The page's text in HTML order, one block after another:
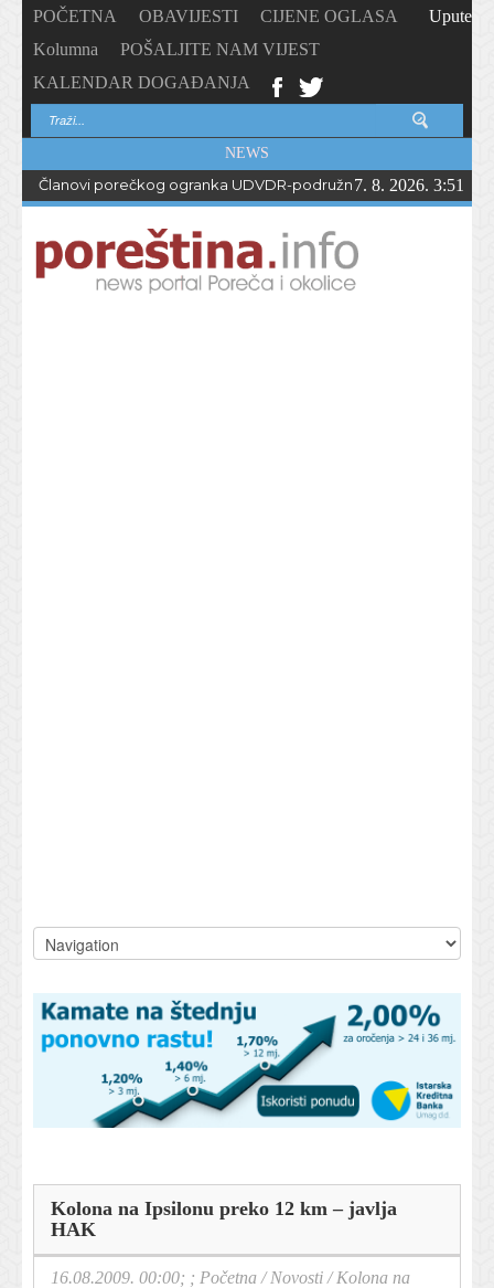
POČETNA OBAVIJESTI
CIJENE OGLASA
Kolumna
POŠALJITE NAM VIJEST
KALENDAR DOGAĐANJA
Upute
NEWS
Članovi porečkog ogranka UDVDR-podružnice Istarske
7. 8. 2026. 3:51
Kolona na Ipsilonu preko 12 km – javlja
HAK
16.08.2009. 00:00; ; Početna /Novosti /Kolona na